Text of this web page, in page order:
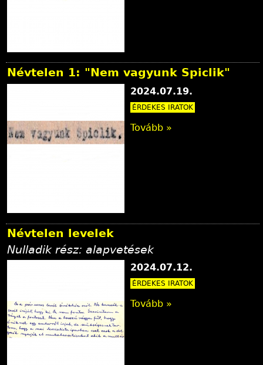
Névtelen 1: "Nem vagyunk Spiclik"
2024.07.19.
ÉRDEKES IRATOK
Tovább »
Névtelen levelek
Nulladik rész: alapvetések
2024.07.12.
ÉRDEKES IRATOK
Tovább »